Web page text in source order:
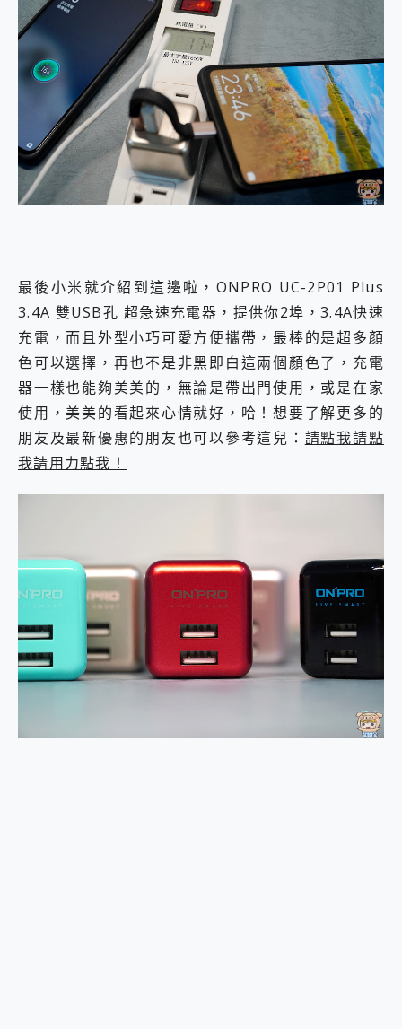
最後小米就介紹到這邊啦，ONPRO UC-2P01 Plus
3.4A 雙USB孔 超急速充電器，提供你2埠，3.4A快速
充電，而且外型小巧可愛方便攜帶，最棒的是超多顏
色可以選擇，再也不是非黑即白這兩個顏色了，充電
器一樣也能夠美美的，無論是帶出門使用，或是在家
使用，美美的看起來心情就好，哈！想要了解更多的
朋友及最新優惠的朋友也可以參考這兒： 請點我請點
我請用力點我！